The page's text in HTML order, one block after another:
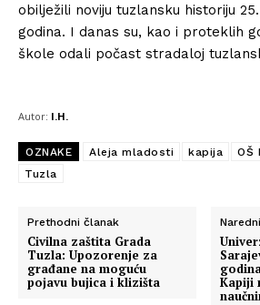
obilježili noviju tuzlansku historiju
godina. I danas su, kao i proteklih
škole odali počast stradaloj
Autor: I.H.
OZNAKE Aleja mladosti kapija OŠ
Tuzla
Prethodni članak
Civilna zaštita Grada
Tuzla: Upozorenje za
građane na moguću
pojavu bujica i klizišta
Kapiji